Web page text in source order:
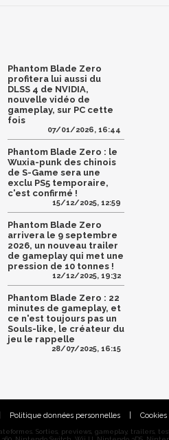
Phantom Blade Zero
profitera lui aussi du
DLSS 4 de NVIDIA,
nouvelle vidéo de
gameplay, sur PC cette
fois
07/01/2026, 16:44
Phantom Blade Zero : le
Wuxia-punk des chinois
de S-Game sera une
exclu PS5 temporaire,
c'est confirmé !
15/12/2025, 12:59
Phantom Blade Zero
arrivera le 9 septembre
2026, un nouveau trailer
de gameplay qui met une
pression de 10 tonnes !
12/12/2025, 19:32
Phantom Blade Zero : 22
minutes de gameplay, et
ce n'est toujours pas un
Souls-like, le créateur du
jeu le rappelle
28/07/2025, 16:15
Politique données personnelles Cookies
Sorties, previews, gameplay, trailers, tests,